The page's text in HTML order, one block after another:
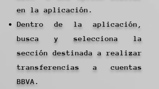
en la aplicación.
Dentro de la aplicación,
busca y selecciona la
sección destinada a realizar
transferencias a cuentas
BBVA.